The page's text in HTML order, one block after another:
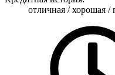
отличная / хорошая /